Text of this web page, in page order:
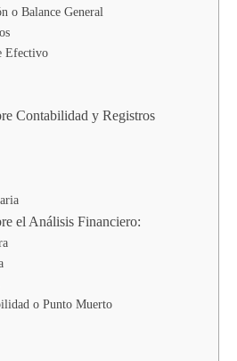
o Balance General
Efectivo
Contabilidad y Registros
el Análisis Financiero:
o Punto Muerto